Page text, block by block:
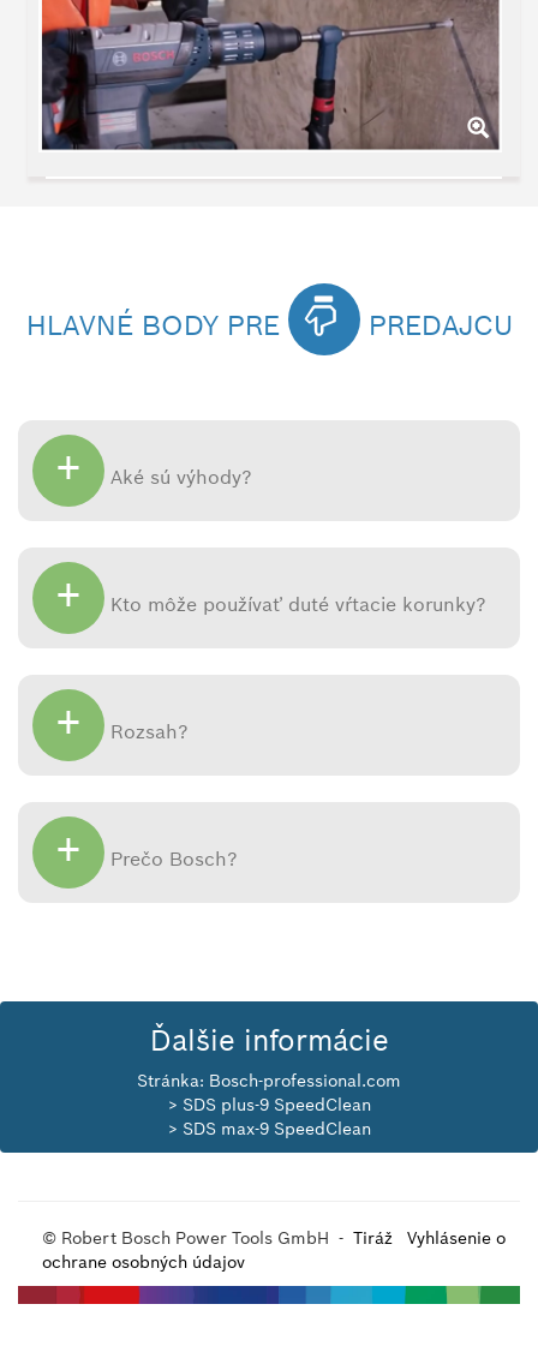
HLAVNÉ BODY PRE PREDAJCU
+ Aké sú výhody?
+ Kto môže používať duté vŕtacie korunky?
+ Rozsah?
+ Prečo Bosch?
Ďalšie informácie
Stránka: Bosch-professional.com
> SDS plus-9 SpeedClean
> SDS max-9 SpeedClean
© Robert Bosch Power Tools GmbH - Tiráž
Vyhlásenie o
ochrane osobných údajov